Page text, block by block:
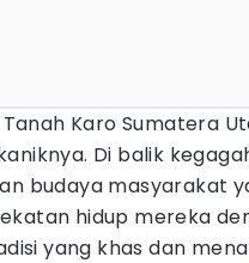
Karo Sumatera
Di balik
budaya masyarakat
hidup mereka
yang khas dan